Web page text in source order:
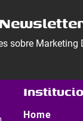
sobre Marketing
Home